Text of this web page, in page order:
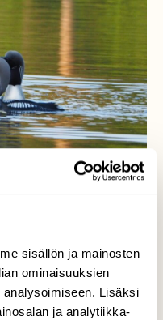
sisällön ja mainosten
ominaisuuksien
Lisäksi
ja analytiikka-